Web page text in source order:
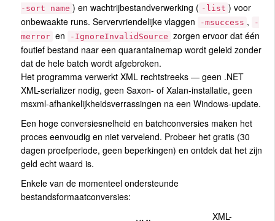
-sort name ) en wachtrijbestandverwerking ( -list ) voor
onbewaakte runs. Servervriendelijke vlaggen
-msuccess ,
-
merror en -IgnoreInvalidSource zorgen ervoor dat één
foutief bestand naar een quarantainemap wordt geleid zonder
dat de hele batch wordt afgebroken.
Het programma verwerkt XML rechtstreeks — geen .NET
XML-serializer nodig, geen Saxon- of Xalan-installatie, geen
msxml-afhankelijkheidsverrassingen na een Windows-update.
Een hoge conversiesnelheid en batchconversies maken het
proces eenvoudig en niet vervelend. Probeer het gratis (30
dagen proefperiode, geen beperkingen) en ontdek dat het zijn
geld echt waard is.
Enkele van de momenteel ondersteunde
bestandsformaatconversies:
XML-